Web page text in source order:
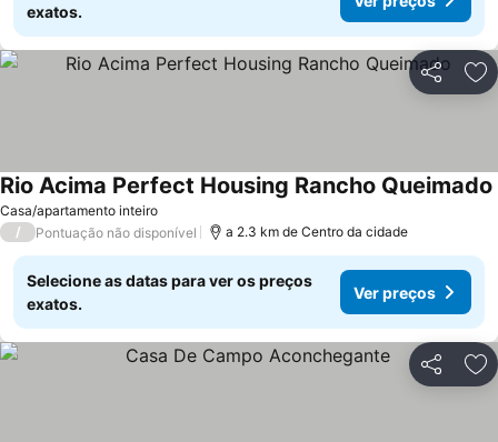
exatos.
Partilhar
Casa/apartamento inteiro
Rio Acima Perfect Housing Rancho Queimado
/ Pontuação não disponível a 2.3 km de Centro da cidade
Selecione as datas para ver os preços
exatos.
Ver preços
Partilhar